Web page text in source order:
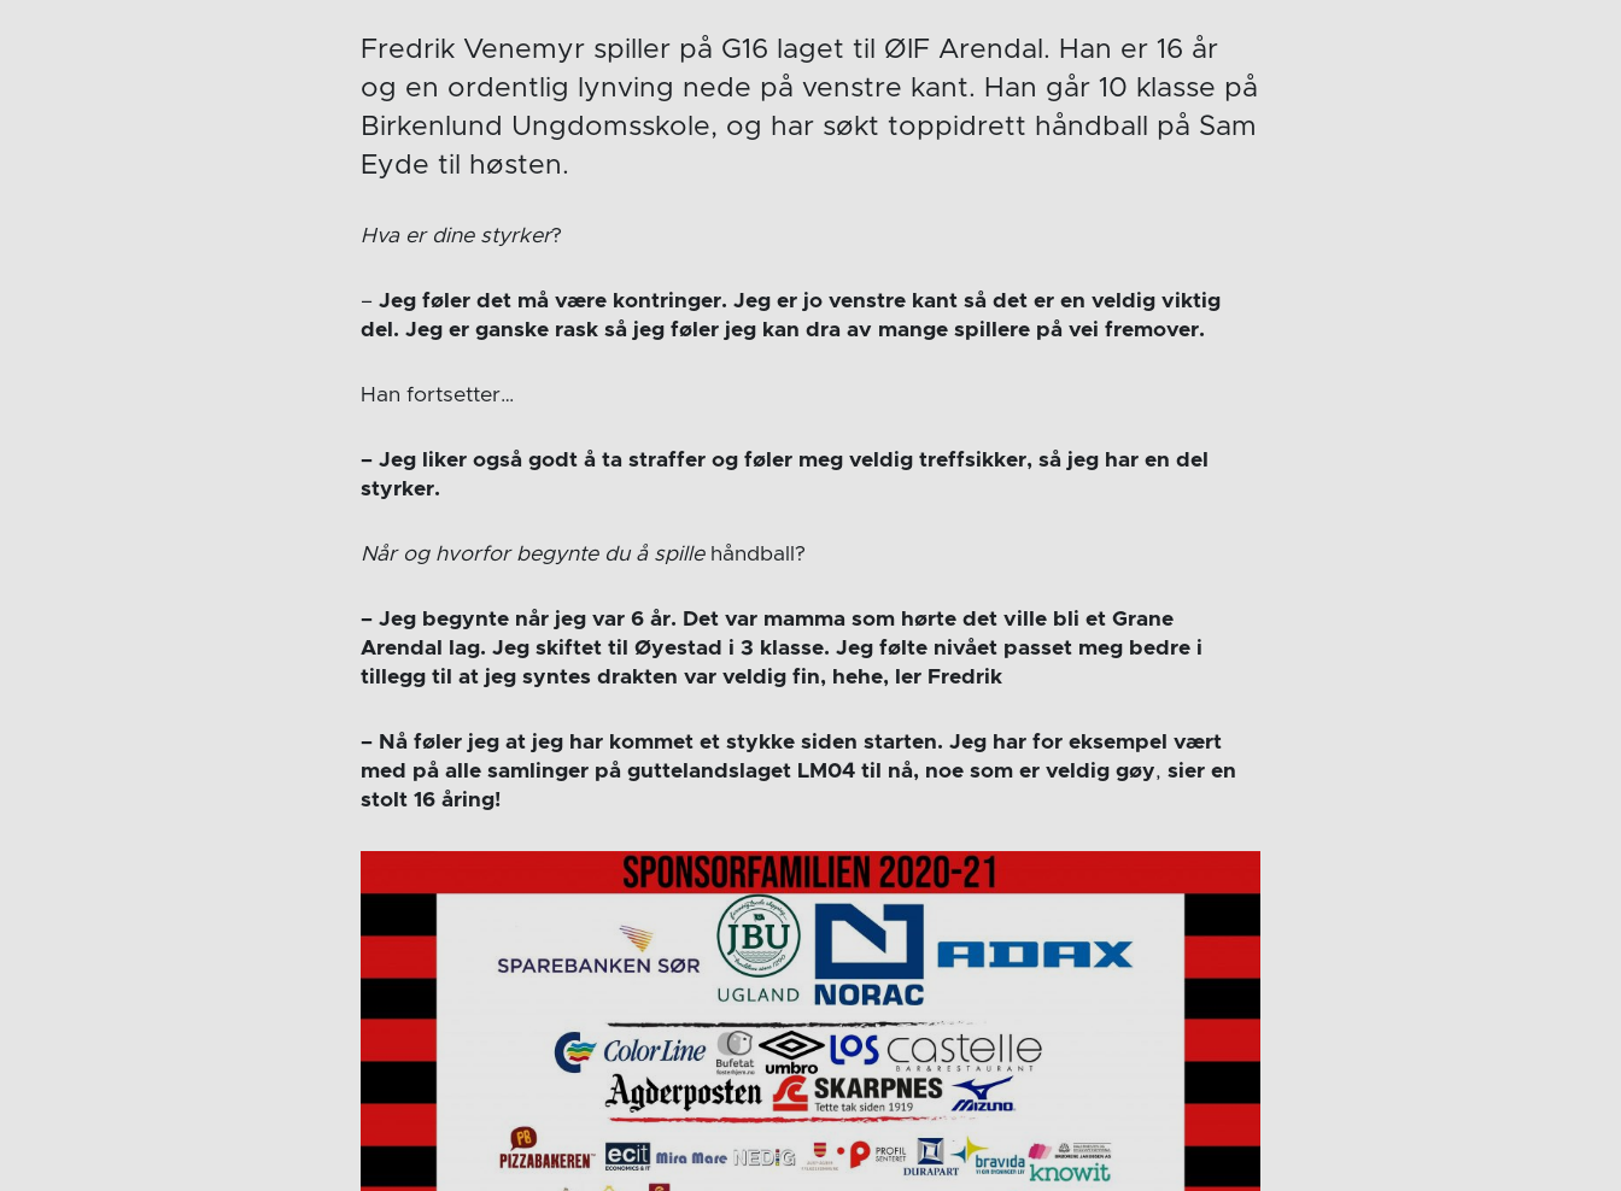
Fredrik Venemyr spiller på G16 laget til ØIF Arendal. Han er 16 år
og en ordentlig lynving nede på venstre kant. Han går 10 klasse på
Birkenlund Ungdomsskole, og har søkt toppidrett håndball på Sam
Eyde til høsten.
Hva er dine styrker?
–Jeg føler det må være kontringer. Jeg er jo venstre kant så det er en veldig viktig
del. Jeg er ganske rask så jeg føler jeg kan dra av mange spillere på vei fremover.
Han fortsetter…
– Jeg liker også godt å ta straffer og føler meg veldig treffsikker, så jeg har en del
styrker.
Når og hvorfor begynte du å spillehåndball?
– Jeg begynte når jeg var 6 år. Det var mamma som hørte det ville bli et Grane
Arendal lag. Jeg skiftet til Øyestad i 3 klasse. Jeg følte nivået passet meg bedre i
tillegg til at jeg syntes drakten var veldig fin, hehe, ler Fredrik
– Nå føler jeg at jeg har kommet et stykke siden starten. Jeg har for eksempel vært
med på alle samlinger på guttelandslaget LM04 til nå, noe som er veldig gøy, sier en
stolt 16 åring!